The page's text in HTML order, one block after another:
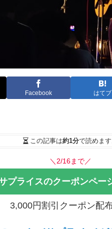
Facebook はてブ
この記事は約1分で読めます
＼2/16まで／
プライスのクーポンペー
3,000円割引クーポン配